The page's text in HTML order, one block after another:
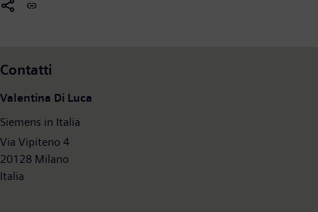
Contatti
Valentina Di Luca
Siemens in Italia
Via Vipiteno 4
20128 Milano
Italia